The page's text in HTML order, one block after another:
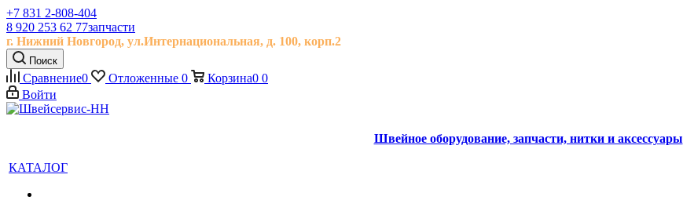
+7 831 2-808-404
8 920 253 62 77запчасти
г. Нижний Новгород, ул.Интернациональная, д. 100, корп.2
Поиск
Сравнение0 Отложенные 0 Корзина0 0
Войти
Швейное оборудование, запчасти, нитки и аксессуары
КАТАЛОГ